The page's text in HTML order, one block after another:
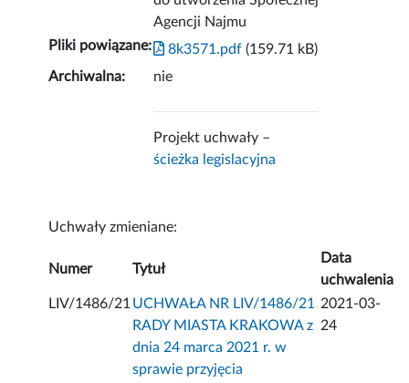
Agencji Najmu
Pliki powiązane: 8k3571.pdf (159.71 kB)
Archiwalna:
nie
Projekt uchwały –
ścieżka legislacyjna
Uchwały zmieniane:
Numer Tytuł
Data
uchwalenia
LIV/1486/21 UCHWAŁA NR LIV/1486/21
RADY MIASTA KRAKOWA z
dnia 24 marca 2021 r. w
sprawie przyjęcia
2021-03-
24